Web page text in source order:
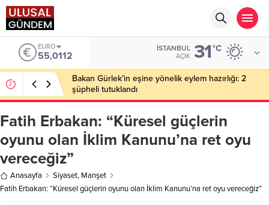
ALTIN
6.519,97
İSTANBUL
AÇIK 31°C
Ahbap Derneği’nde milyonluk vurgun iddiası: Haluk
Levent ve Ekibine gözaltı
Fatih Erbakan: “Küresel güçlerin
oyunu olan İklim Kanunu’na ret oyu
vereceğiz”
Anasayfa Siyaset, Manşet
Fatih Erbakan: “Küresel güçlerin oyunu olan İklim Kanunu’na ret oyu vereceğiz”